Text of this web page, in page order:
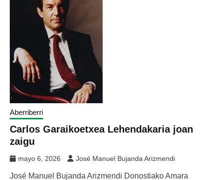
Aberriberri
Carlos Garaikoetxea Lehendakaria joan
zaigu
mayo 6, 2026 José Manuel Bujanda Arizmendi
José Manuel Bujanda Arizmendi Donostiako Amara